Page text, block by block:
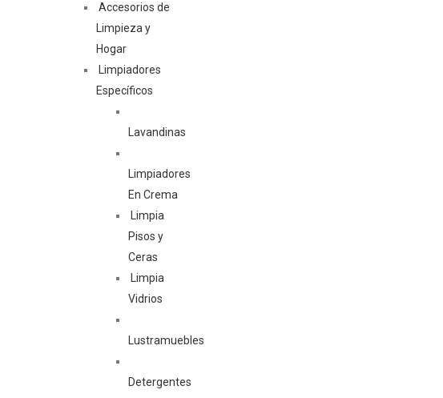
Accesorios de
Limpieza y
Hogar
Limpiadores
Específicos
Lavandinas
Limpiadores
En Crema
Limpia
Pisos y
Ceras
Limpia
Vidrios
Lustramuebles
Detergentes